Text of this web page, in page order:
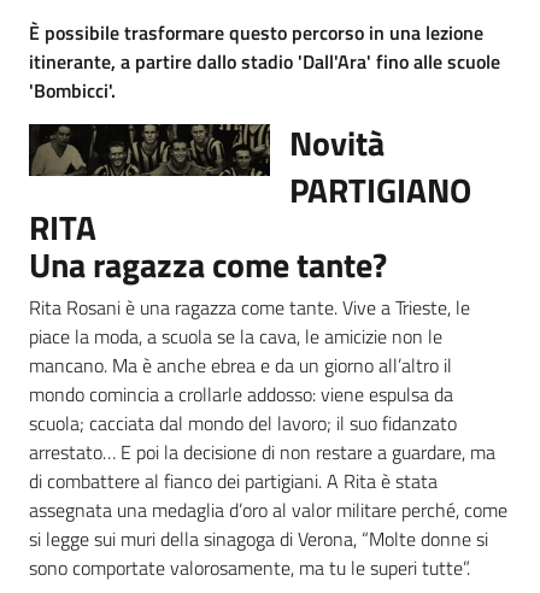
È possibile trasformare questo percorso in una lezione
itinerante, a partire dallo stadio 'Dall'Ara' fino alle scuole
'Bombicci'.
Novità
PARTIGIANO
RITA
Una ragazza come tante?
Rita Rosani è una ragazza come tante. Vive a Trieste, le
piace la moda, a scuola se la cava, le amicizie non le
mancano. Ma è anche ebrea e da un giorno all’altro il
mondo comincia a crollarle addosso: viene espulsa da
scuola; cacciata dal mondo del lavoro; il suo fidanzato
arrestato… E poi la decisione di non restare a guardare, ma
di combattere al fianco dei partigiani. A Rita è stata
assegnata una medaglia d’oro al valor militare perché, come
si legge sui muri della sinagoga di Verona, “Molte donne si
sono comportate valorosamente, ma tu le superi tutte”.